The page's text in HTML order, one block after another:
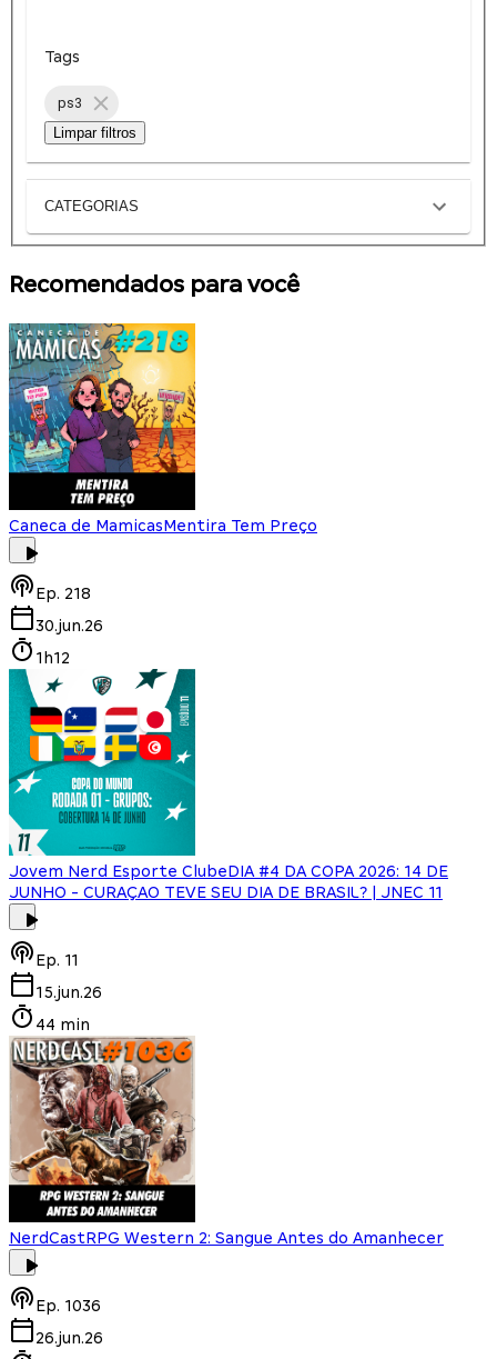
Tags
ps3
Limpar filtros
CATEGORIAS
Recomendados para você
Caneca de MamicasMentira Tem Preço
Ep. 218
30.jun.26
1h12
Jovem Nerd Esporte ClubeDIA #4 DA COPA 2026: 14 DE
JUNHO - CURAÇAO TEVE SEU DIA DE BRASIL? | JNEC 11
Ep. 11
15.jun.26
44 min
NerdCastRPG Western 2: Sangue Antes do Amanhecer
Ep. 1036
26.jun.26